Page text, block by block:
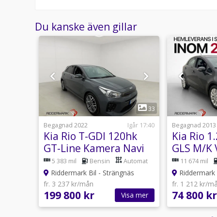
Telefontider:
Välkomna!
Utrustning/Tillbehör:
Backkamera,Farthållare,Automatiskt helljus,Lane
Carplay,Bluetooth,Tonade
klimatanläggning,Parkeringssensorer
Du kanske även gillar
1
33
Begagnad 2022
Igår 17:40
Kia Rio T-GDI 120hk
GT-Line Kamera Navi
Halvskinn CarPlay
5 383 mil Bensin Automat
Riddermark Bil - Strängnäs
fr. 3 237 kr/mån
199 800 kr Visa mer
Begagnad 2013
Kia Rio
GLS M/
11 674 mil
fr. 1 212 kr/
74 800 kr